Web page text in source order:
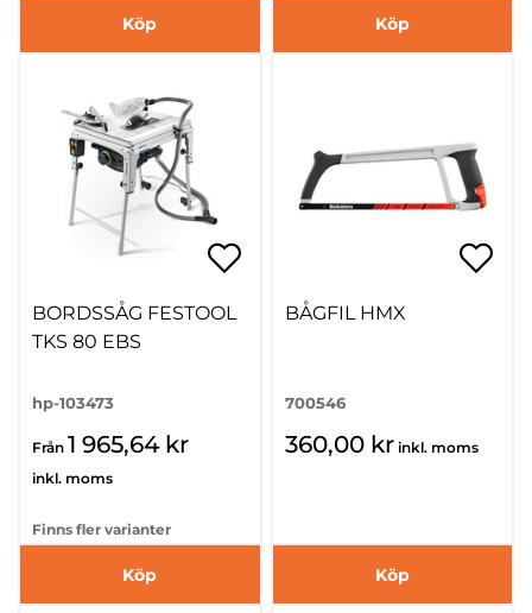
Köp Köp
BORDSSÅG FESTOOL
TKS 80 EBS
hp-103473
Från 1 965,64 kr
inkl. moms
Finns fler varianter
Köp
BÅGFIL HMX
700546
360,00 kr inkl. moms
Köp